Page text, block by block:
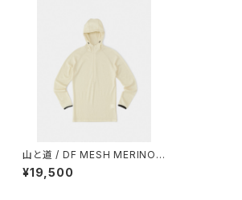
山と道 / DF MESH MERINO
HALF ZIP HOODY
¥19,500